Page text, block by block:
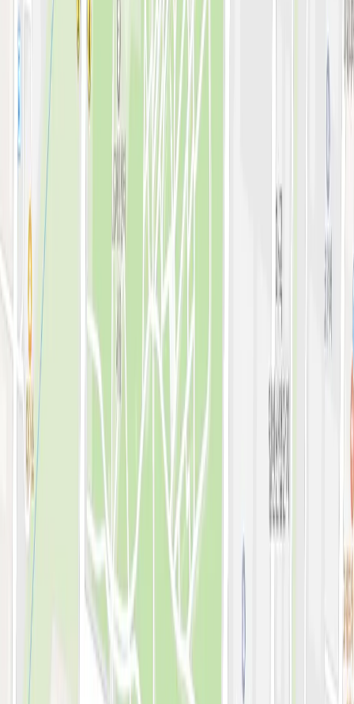
전문 아티클 시술백과
피부 고민별 가이드
시술&가격
이벤트
시술 예약하기
마이페이지
예약 확인·취소 지난 예약 조회 나의 보유 시술 나의 계정 정보